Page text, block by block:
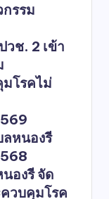
รรม
ช. 2 เข้า
โรคไม่
หนองรี
องรี จัด
วบคุมโรค